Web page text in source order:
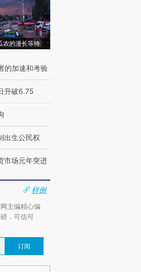
”的印
视线｜“入侵”还是“人道危
农的漫长等待
的加速和考验
升破6.75
出生公民权
市场元年突进
样例
主编精心编
，可信可
订阅